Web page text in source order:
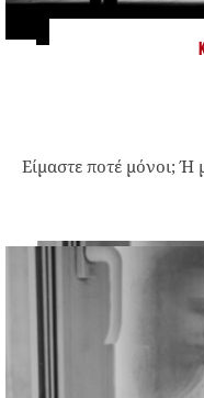
Είμαστε ποτέ μόνοι;